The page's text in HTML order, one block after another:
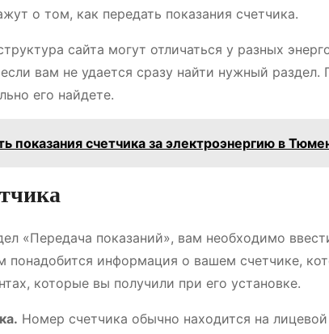
о том, как передать показания счетчика.
сайта могут отличаться у разных
вам не удается сразу найти нужный раздел.
его найдете.
показания счетчика за электроэнергию в
«Передача показаний», вам необходимо
понадобится информация о вашем счетчике,
которые вы получили при его установке.
Номер счетчика обычно находится на